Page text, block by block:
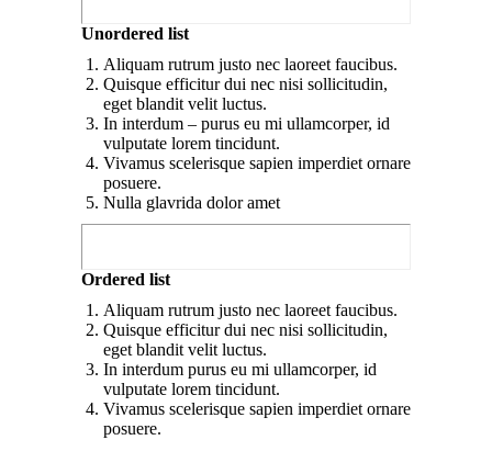
Unordered list
Aliquam rutrum justo nec laoreet faucibus.
Quisque efficitur dui nec nisi sollicitudin,
eget blandit velit luctus.
In interdum – purus eu mi ullamcorper, id
vulputate lorem tincidunt.
Vivamus scelerisque sapien imperdiet ornare
posuere.
Nulla glavrida dolor amet
Ordered list
Aliquam rutrum justo nec laoreet faucibus.
Quisque efficitur dui nec nisi sollicitudin,
eget blandit velit luctus.
In interdum purus eu mi ullamcorper, id
vulputate lorem tincidunt.
Vivamus scelerisque sapien imperdiet ornare
posuere.